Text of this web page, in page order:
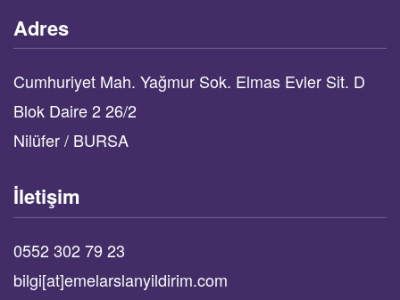
Adres
Cumhuriyet Mah. Yağmur Sok. Elmas Evler Sit. D
Blok Daire 2 26/2
Nilüfer / BURSA
İletişim
0552 302 79 23
bilgi[at]emelarslanyildirim.com